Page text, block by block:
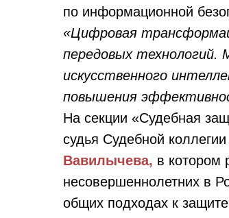
по информационной
«Цифровая
передовых технологий.
искусственного
повышения
На секции «Судебная
судья Судебной
Вавилычева, в котором
несовершеннолетних в
общих подходах к